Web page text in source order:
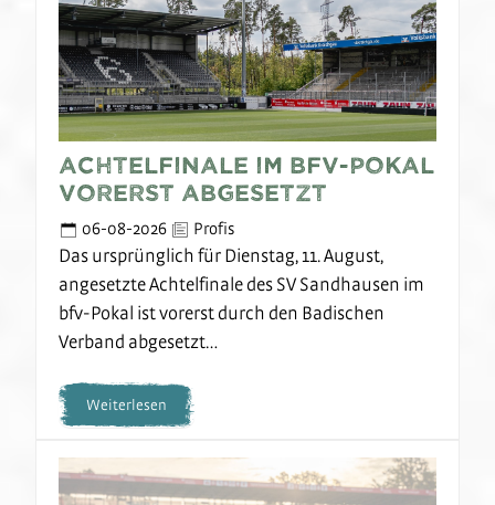
Achtelfinale im bfv-Pokal
vorerst abgesetzt
06-08-2026 Profis
Das ursprünglich für Dienstag, 11. August,
angesetzte Achtelfinale des SV Sandhausen im
bfv-Pokal ist vorerst durch den Badischen
Verband abgesetzt…
Weiterlesen